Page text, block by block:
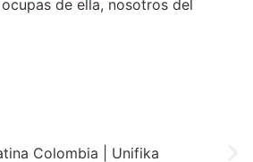
de ella, nosotros del